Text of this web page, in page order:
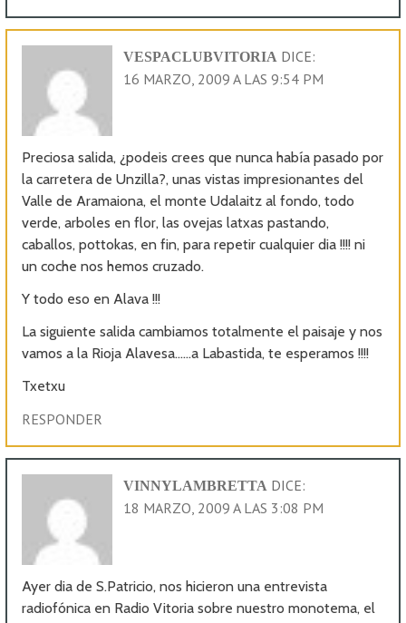
VESPACLUBVITORIA DICE:
16 MARZO, 2009 A LAS 9:54 PM
Preciosa salida, ¿podeis crees que nunca había pasado por
la carretera de Unzilla?, unas vistas impresionantes del
Valle de Aramaiona, el monte Udalaitz al fondo, todo
verde, arboles en flor, las ovejas latxas pastando,
caballos, pottokas, en fin, para repetir cualquier dia !!!! ni
un coche nos hemos cruzado.
Y todo eso en Alava !!!
La siguiente salida cambiamos totalmente el paisaje y nos
vamos a la Rioja Alavesa……a Labastida, te esperamos !!!!
Txetxu
RESPONDER
VINNYLAMBRETTA DICE:
18 MARZO, 2009 A LAS 3:08 PM
Ayer dia de S.Patricio, nos hicieron una entrevista
radiofónica en Radio Vitoria sobre nuestro monotema, el